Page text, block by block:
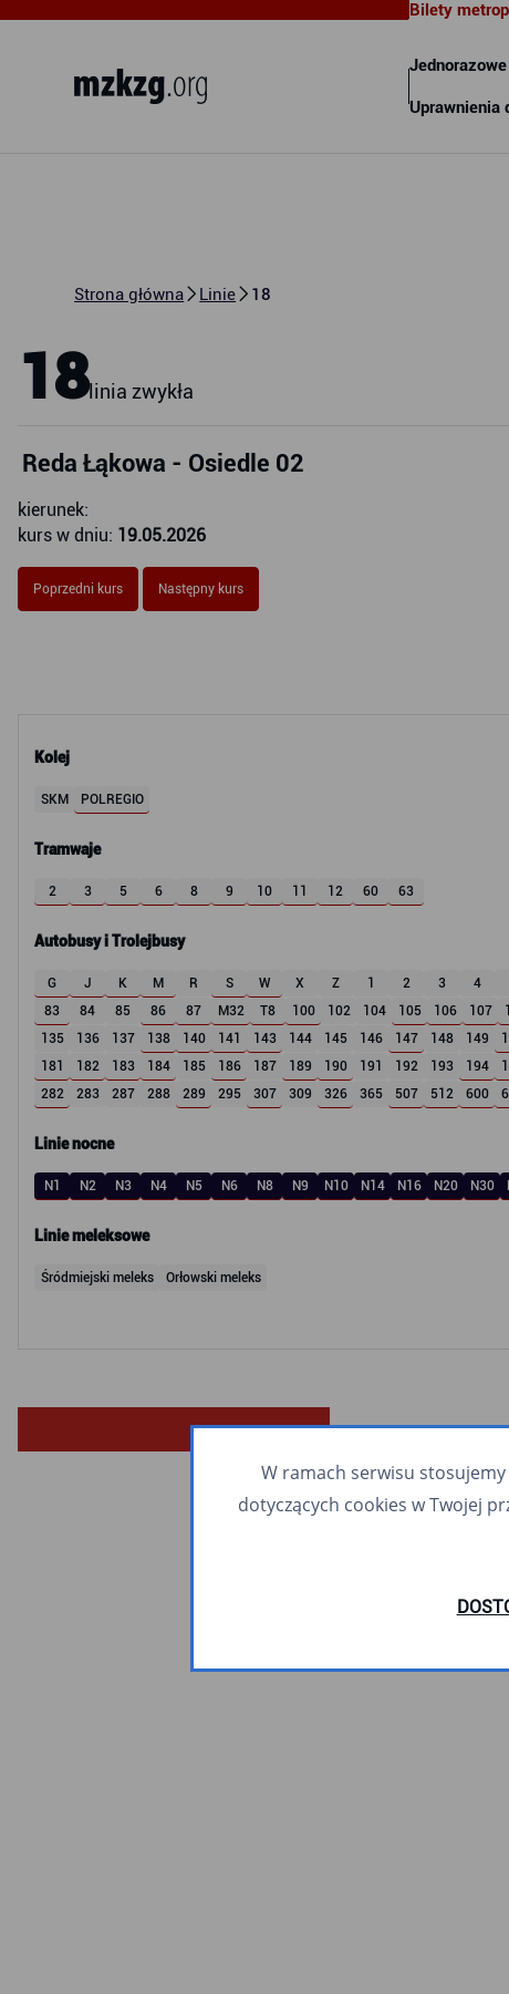
Bilety
Uprawnienia
Strona główna Linie 18
Kolej
SKM POLREGIO
Tramwaje
2 3 5 6 8 9 10 11 12 60 63
Autobusy i Trolejbusy
G J K M R S W X Z 1 2 3 4
83
84 85 86 87 M32 T8 100 102 104 105 106 107
135
136 137 138 140 141 143 144 145 146 147 148 149
181
182 183 184 185 186 187 189 190 191 192 193 194
282
283 287 288 289 295 307 309 326 365 507 512 600
Linie nocne
N1 N2 N3 N4 N5 N6 N8 N9 N10 N14 N16 N20 N30
Linie meleksowe
Śródmiejski meleks Orłowski meleks
18linia zwykła
Reda Łąkowa - Osiedle 02
kierunek:
kurs w dniu: 19.05.2026
Poprzedni kurs Następny kurs
W ramach serwisu
dotyczących cookies w Twojej